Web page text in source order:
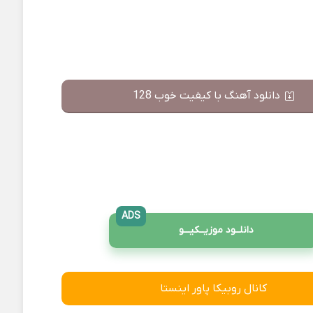
دانلود آهنگ با کیفیت خوب 128
دانلــود موزیــکیـــو
ADS
کانال روبیکا پاور اینستا